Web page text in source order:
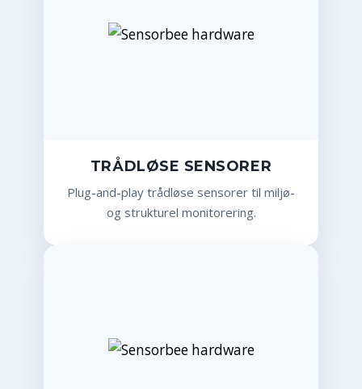
TRÅDLØSE SENSORER
Plug-and-play trådløse sensorer til miljø-
og strukturel monitorering.